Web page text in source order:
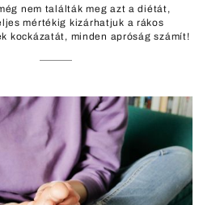
nem találták meg azt a diétát,
mértékig kizárhatjuk a rákos
kockázatát, minden apróság számít!